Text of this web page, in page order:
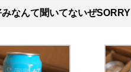
なんて聞いてないぜSORRY